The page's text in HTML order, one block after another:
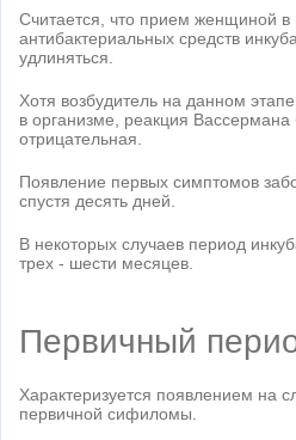
Считается, что прием женщиной
антибактериальных средств
удлиняться.
Хотя возбудитель на данном
в организме, реакция
отрицательная.
Появление первых симптомов
спустя десять дней.
В некоторых случаев период
трех - шести месяцев.
Первичный
Характеризуется появлением на
первичной сифиломы.